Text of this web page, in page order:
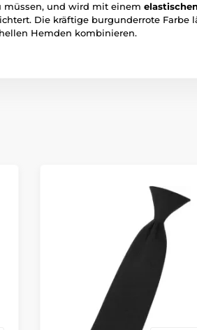
müssen, und wird mit einem
Die kräftige burgunderrote Farbe
Hemden kombinieren.